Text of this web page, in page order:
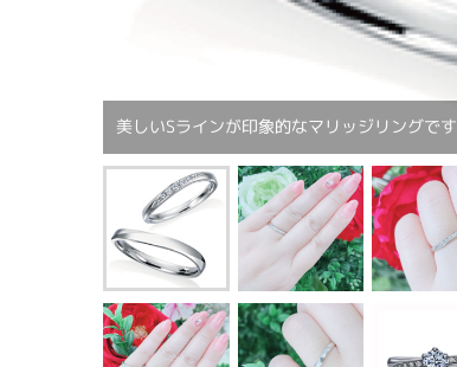
美しいSラインが印象的なマリッジリングです